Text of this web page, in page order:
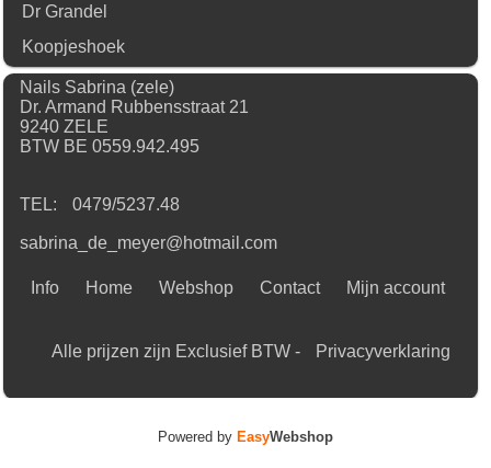
Dr Grandel
Koopjeshoek
Nails Sabrina (zele)
Dr. Armand Rubbensstraat 21
9240 ZELE
BTW BE 0559.942.495
TEL: 0479/5237.48
sabrina_de_meyer@hotmail.com
Info Home Webshop Contact Mijn account
Alle prijzen zijn Exclusief BTW - Privacyverklaring
Powered by EasyWebshop